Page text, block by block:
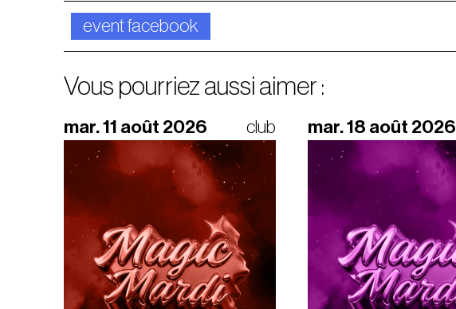
event facebook
Vous pourriez aussi aimer :
mar. 11 août 2026 club mar. 18 août 2026